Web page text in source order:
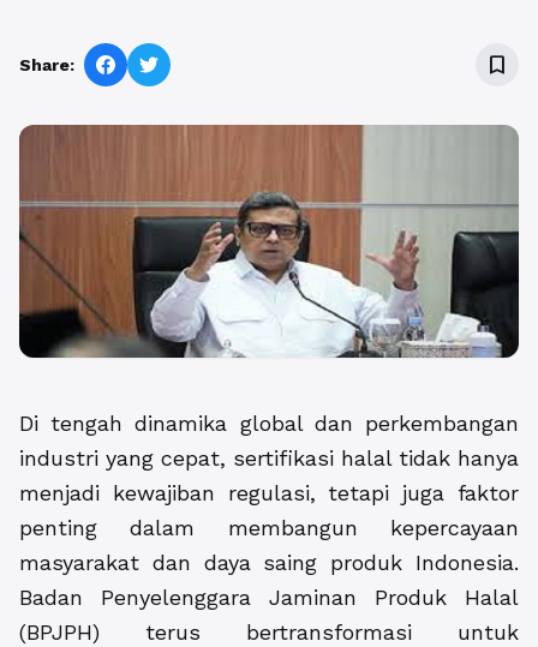
Share: bookmark_border
Di tengah dinamika global dan perkembangan
industri yang cepat, sertifikasi halal tidak hanya
menjadi kewajiban regulasi, tetapi juga faktor
penting dalam membangun kepercayaan
masyarakat dan daya saing produk Indonesia.
Badan Penyelenggara Jaminan Produk Halal
(BPJPH) terus bertransformasi untuk